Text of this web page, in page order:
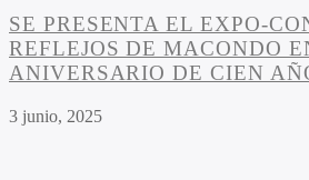
SE PRESENTA EL EXPO-
REFLEJOS DE MACONDO
ANIVERSARIO DE CIEN
3 junio, 2025